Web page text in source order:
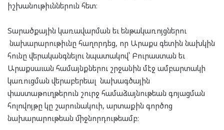
իշխանութիւններուն հետ։
Տարածքային կառավարման եւ ենթակառոյցներու
նախարարութիւնը հաղորդեց, որ Արաքս գետին նախկին
հունը վերականգնելու նպատակով՝ Բուրաստան եւ
Արաքսաւան համայնքներու շրջանին մէջ ամբարտակի
կառուցման վերաբերեալ նախագծային
փաստաթուղթերուն շուրջ համաձայնութեան գոյացման
հոլովոյթը կը շարունակուի, արտաքին գործոց
նախարարութեան միջնորդութեամբ։